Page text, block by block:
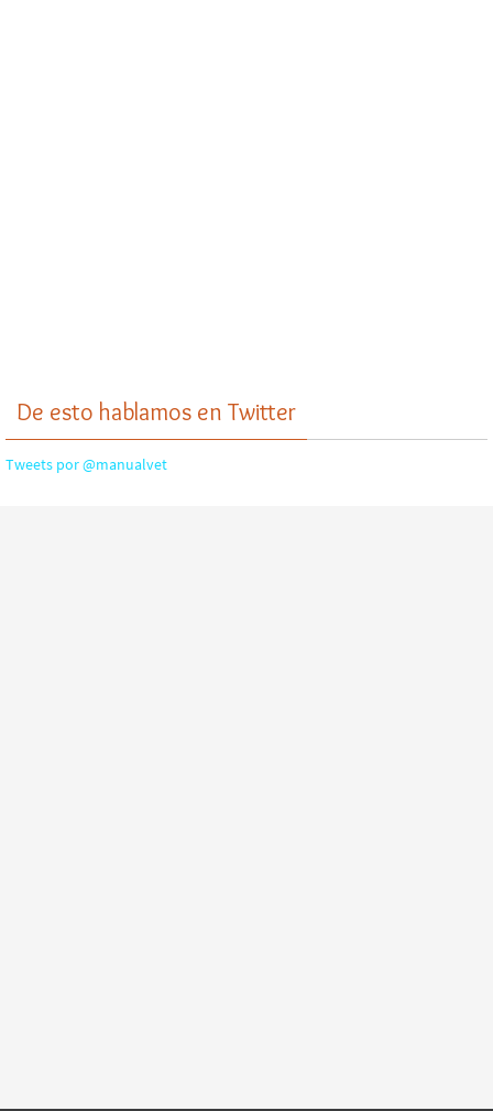
De esto hablamos en Twitter
Tweets por @manualvet